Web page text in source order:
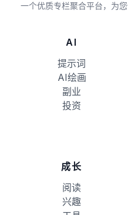
一个优质专栏聚合平台，为
AI
提示词
AI绘画
副业
投资
成长
阅读
兴趣